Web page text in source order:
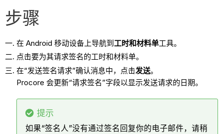
步骤
在 Android 移动设备上导航到工时和材料单工具。
点击要为其请求签名的工时和材料单。
在“发送签名请求”确认消息中，点击发送。
Procore 会更新“请求签名”字段以显示发送请求的日期。
提示
如果“签名人”没有通过签名回复你的电子邮件，请稍